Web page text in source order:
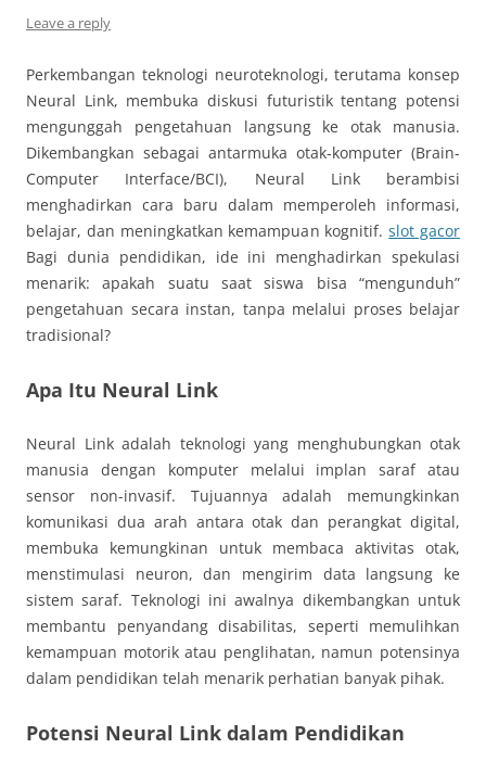
Leave a reply
Perkembangan teknologi neuroteknologi, terutama konsep
Neural Link, membuka diskusi futuristik tentang potensi
mengunggah pengetahuan langsung ke otak manusia.
Dikembangkan sebagai antarmuka otak-komputer (Brain-
Computer Interface/BCI), Neural Link berambisi
menghadirkan cara baru dalam memperoleh informasi,
belajar, dan meningkatkan kemampuan kognitif.slot gacor
Bagi dunia pendidikan, ide ini menghadirkan spekulasi
menarik: apakah suatu saat siswa bisa “mengunduh”
pengetahuan secara instan, tanpa melalui proses belajar
tradisional?
Apa Itu Neural Link
Neural Link adalah teknologi yang menghubungkan otak
manusia dengan komputer melalui implan saraf atau
sensor non-invasif. Tujuannya adalah memungkinkan
komunikasi dua arah antara otak dan perangkat digital,
membuka kemungkinan untuk membaca aktivitas otak,
menstimulasi neuron, dan mengirim data langsung ke
sistem saraf. Teknologi ini awalnya dikembangkan untuk
membantu penyandang disabilitas, seperti memulihkan
kemampuan motorik atau penglihatan, namun potensinya
dalam pendidikan telah menarik perhatian banyak pihak.
Potensi Neural Link dalam Pendidikan